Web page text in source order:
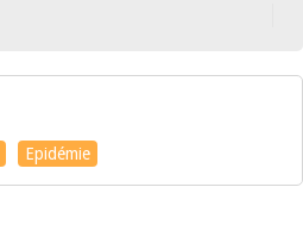
Epidémie